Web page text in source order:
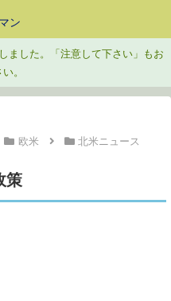
ン
ました。「注意して下さい」もお
。
欧米 北米ニュース
策